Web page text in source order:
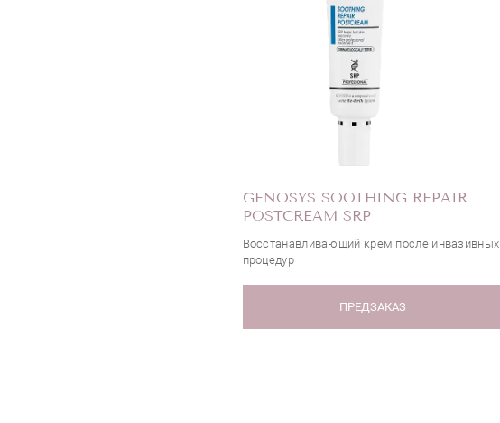
GENOSYS SOOTHING REPAIR
POSTCREAM SRP
Восстанавливающий крем после инвазивных
процедур
ПРЕДЗАКАЗ